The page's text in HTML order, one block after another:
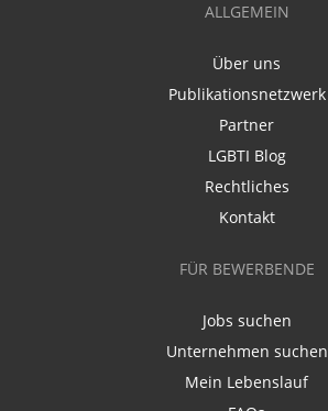
ALLGEMEIN
Über uns
Publikationsnetzwerk
Partner
LGBTI Blog
Rechtliches
Kontakt
FÜR BEWERBENDE
Jobs suchen
Unternehmen suchen
Mein Lebenslauf